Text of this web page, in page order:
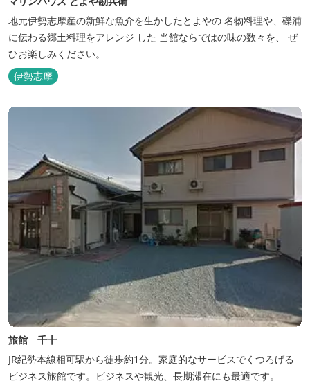
地元伊勢志摩産の新鮮な魚介を生かしたとよやの 名物料理や、礫浦
に伝わる郷土料理をアレンジ した 当館ならではの味の数々を、 ぜ
ひお楽しみください。
伊勢志摩
旅館 千十
JR紀勢本線相可駅から徒歩約1分。家庭的なサービスでくつろげる
ビジネス旅館です。ビジネスや観光、長期滞在にも最適です。